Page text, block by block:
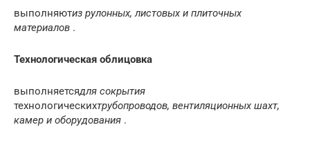
выполняютиз рулонных, листовых и плиточных
материалов .
Технологическая облицовка
выполняетсядля сокрытия
технологическихтрубопроводов, вентиляционных шахт,
камер и оборудования .